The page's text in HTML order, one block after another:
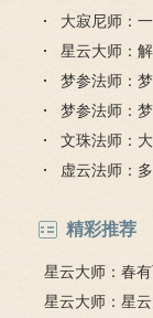
话解
大寂尼师：
吗？
星云大师：
品全文）
梦参法师：
梦参法师：
文珠法师：
虚云法师：
精彩推荐
星云大师：春
有月，夏有凉风
星云大师：星